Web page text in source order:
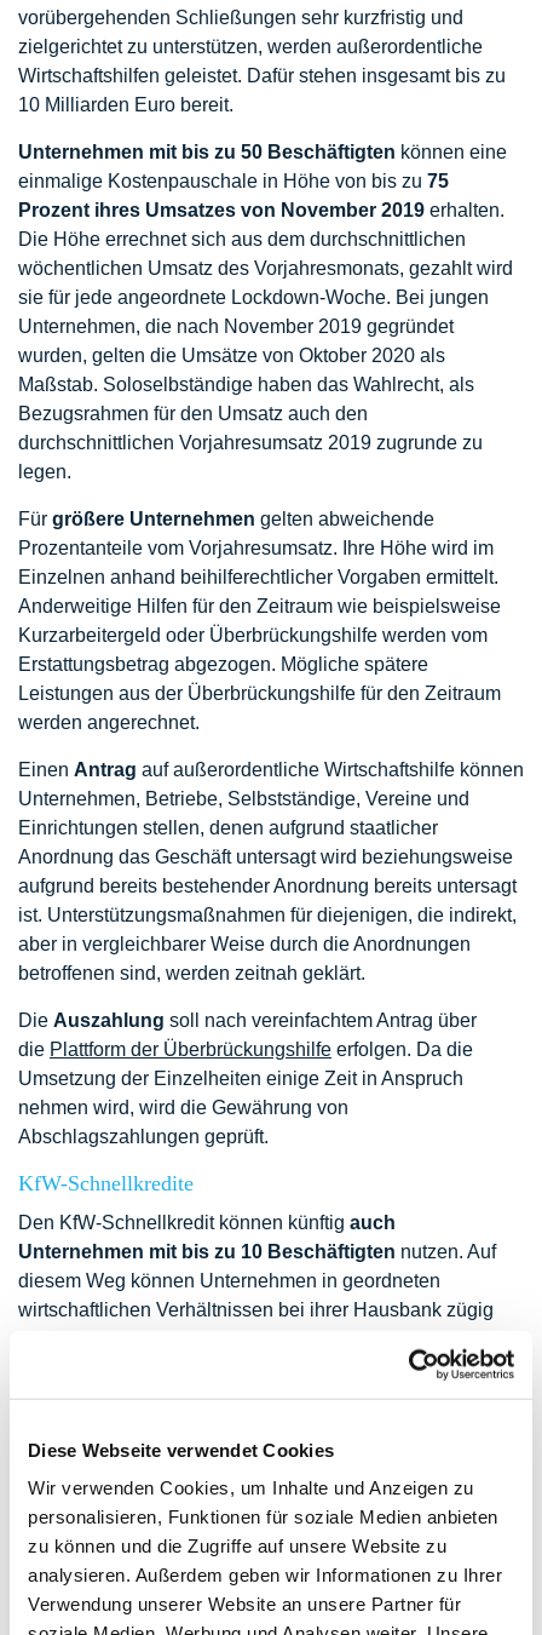
Diese Webseite verwendet Cookies
Wir verwenden Cookies, um Inhalte und Anzeigen zu
personalisieren, Funktionen für soziale Medien anbieten
zu können und die Zugriffe auf unsere Website zu
analysieren. Außerdem geben wir Informationen zu Ihrer
Verwendung unserer Website an unsere Partner für
vorübergehenden Schließungen sehr kurzfristig und
zielgerichtet zu unterstützen, werden außerordentliche
Wirtschaftshilfen geleistet. Dafür stehen insgesamt bis zu
10 Milliarden Euro bereit.
Unternehmen mit bis zu 50 Beschäftigten können eine
einmalige Kostenpauschale in Höhe von bis zu 75
Prozent ihres Umsatzes von November 2019 erhalten.
Die Höhe errechnet sich aus dem durchschnittlichen
wöchentlichen Umsatz des Vorjahresmonats, gezahlt wird
sie für jede angeordnete Lockdown-Woche. Bei jungen
Unternehmen, die nach November 2019 gegründet
wurden, gelten die Umsätze von Oktober 2020 als
Maßstab. Soloselbständige haben das Wahlrecht, als
Bezugsrahmen für den Umsatz auch den
durchschnittlichen Vorjahresumsatz 2019 zugrunde zu
legen.
Für größere Unternehmen gelten abweichende
Prozentanteile vom Vorjahresumsatz. Ihre Höhe wird im
Einzelnen anhand beihilferechtlicher Vorgaben ermittelt.
Anderweitige Hilfen für den Zeitraum wie beispielsweise
Kurzarbeitergeld oder Überbrückungshilfe werden vom
Erstattungsbetrag abgezogen. Mögliche spätere
Leistungen aus der Überbrückungshilfe für den Zeitraum
werden angerechnet.
Einen Antrag auf außerordentliche Wirtschaftshilfe können
Unternehmen, Betriebe, Selbstständige, Vereine und
Einrichtungen stellen, denen aufgrund staatlicher
Anordnung das Geschäft untersagt wird beziehungsweise
aufgrund bereits bestehender Anordnung bereits untersagt
ist. Unterstützungsmaßnahmen für diejenigen, die indirekt,
aber in vergleichbarer Weise durch die Anordnungen
betroffenen sind, werden zeitnah geklärt.
Die Auszahlung soll nach vereinfachtem Antrag über
die Plattform der Überbrückungshilfe erfolgen. Da die
Umsetzung der Einzelheiten einige Zeit in Anspruch
nehmen wird, wird die Gewährung von
Abschlagszahlungen geprüft.
KfW-Schnellkredite
Den KfW-Schnellkredit können künftig auch
Unternehmen mit bis zu 10 Beschäftigten nutzen. Auf
diesem Weg können Unternehmen in geordneten
wirtschaftlichen Verhältnissen bei ihrer Hausbank zügig
Kreditrisikoprüfung findet nicht statt, der Bund übernimmt
von der Haftung frei.
Mehr Informationen zum Schnellkredit finden Sie bei
der KfW untercorona.kfw.de.
Überbrückungshilfe
Um die Existenz von kleinen und mittelständischen
Unternehmen sowie Soloselbständigen und Freiberuflern